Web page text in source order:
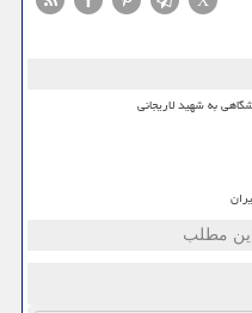
به شهید لاریجانی
مطلب